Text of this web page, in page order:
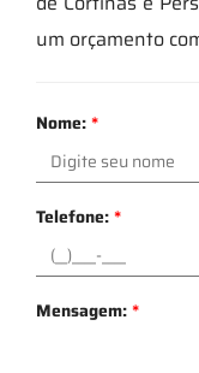
um orçamento
Nome:*
Telefone:*
Mensagem:*